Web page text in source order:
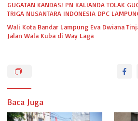
GUGATAN KANDAS! PN KALIANDA TOLAK
TRIGA NUSANTARA INDONESIA DPC
Wali Kota Bandar Lampung Eva Dwiana
Jalan Wala Kuba di Way Laga
Baca Juga